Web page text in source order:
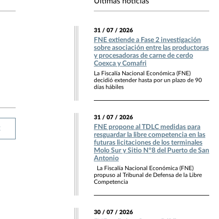
31 / 07 / 2026
FNE extiende a Fase 2 investigación
sobre asociación entre las productoras
y procesadoras de carne de cerdo
Coexca y Comafri
La Fiscalía Nacional Económica (FNE)
decidió extender hasta por un plazo de 90
días hábiles
31 / 07 / 2026
FNE propone al TDLC medidas para
resguardar la libre competencia en las
futuras licitaciones de los terminales
Molo Sur y Sitio N°8 del Puerto de San
Antonio
La Fiscalía Nacional Económica (FNE)
propuso al Tribunal de Defensa de la Libre
Competencia
30 / 07 / 2026